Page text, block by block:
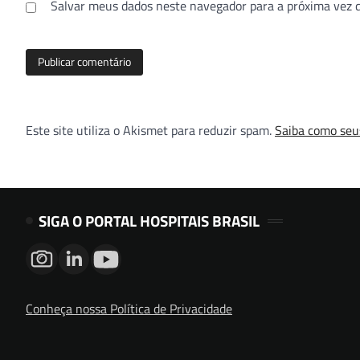
Salvar meus dados neste navegador para a próxima vez
Este site utiliza o Akismet para reduzir spam.Saiba como
SIGA O PORTAL HOSPITAIS BRASIL
Conheça nossa Política de Privacidade